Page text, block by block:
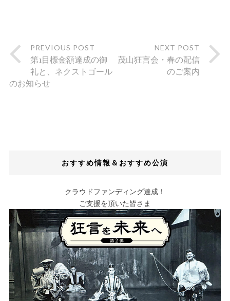
PREVIOUS POST
第1目標金額達成の御
礼と、ネクストゴール
のお知らせ
NEXT POST
茂山狂言会・春の配信
のご案内
おすすめ情報＆おすすめ公演
クラウドファンディング達成！
ご支援を頂いた皆さま